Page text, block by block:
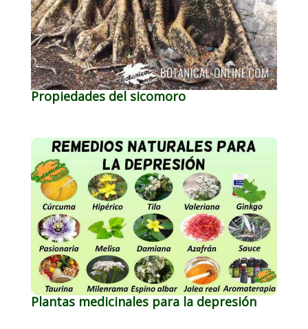
Propiedades del sicomoro
Plantas medicinales para la depresión